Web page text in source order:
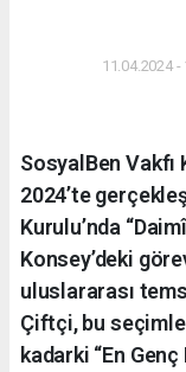
11.04.2024
SosyalBen
2024’te
Kurulu’nda
Konsey’deki
uluslararası
Çiftçi, bu seçimle
kadarki “En